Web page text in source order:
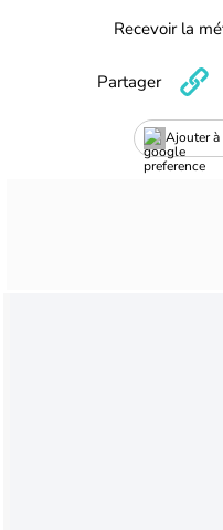
Recevoir la
Ajouter à
Partager